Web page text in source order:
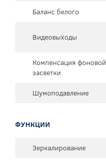
Баланс белого
Видеовыходы
Компенсация фоновой
засветки
Шумоподавление
ФУНКЦИИ
Зеркалирование